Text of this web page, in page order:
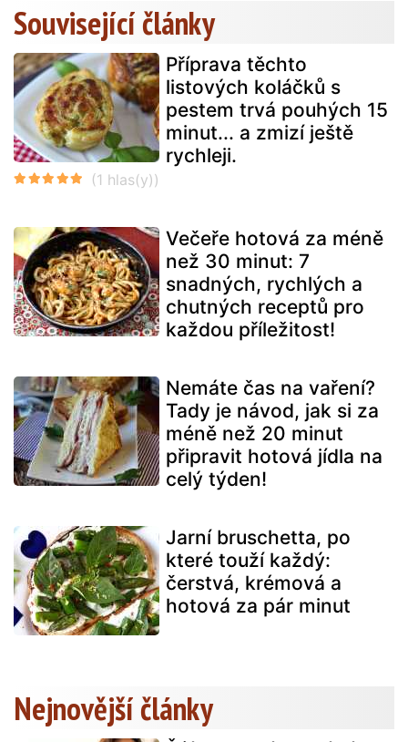
Související články
Příprava těchto
listových koláčků s
pestem trvá pouhých 15
minut... a zmizí ještě
rychleji.
Večeře hotová za méně
než 30 minut: 7
snadných, rychlých a
chutných receptů pro
každou příležitost!
Nemáte čas na vaření?
Tady je návod, jak si za
méně než 20 minut
připravit hotová jídla na
celý týden!
Jarní bruschetta, po
které touží každý:
čerstvá, krémová a
hotová za pár minut
Nejnovější články